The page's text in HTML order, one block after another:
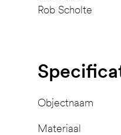
Rob Scholte
Objectnaam
Materiaal